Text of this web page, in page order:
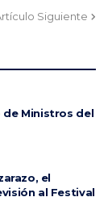
Siguiente
de Ministros del
el
al Festival